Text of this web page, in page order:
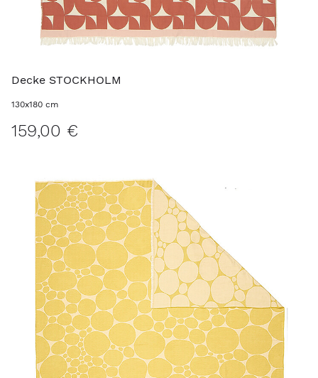
Decke STOCKHOLM
130x180 cm
159,00 €